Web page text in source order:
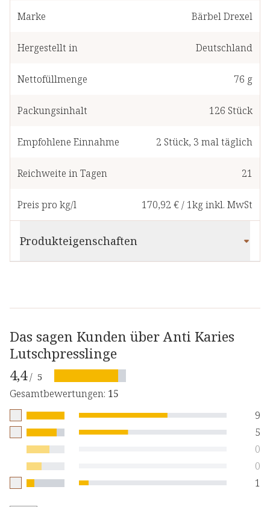
Marke Bärbel Drexel
Hergestellt in Deutschland
Nettofüllmenge 76 g
Packungsinhalt 126 Stück
Empfohlene Einnahme 2 Stück, 3 mal täglich
Reichweite in Tagen 21
Preis pro kg/l 170,92 €/ 1kginkl. MwSt
Produkteigenschaften
Das sagen Kunden über Anti Karies
Lutschpresslinge
4,4/ 5
Gesamtbewertungen: 15
9
5
0
0
1